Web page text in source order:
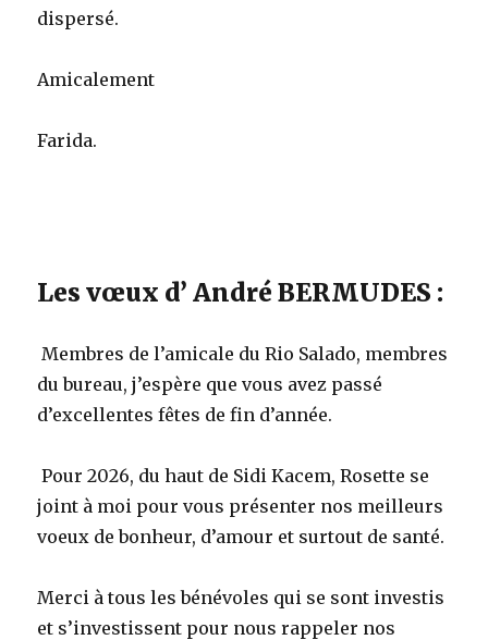
dispersé.
Amicalement
Farida.
Les vœux d’ André BERMUDES :
Membres de l’amicale du Rio Salado, membres
du bureau, j’espère que vous avez passé
d’excellentes fêtes de fin d’année.
Pour 2026, du haut de Sidi Kacem, Rosette se
joint à moi pour vous présenter nos meilleurs
voeux de bonheur, d’amour et surtout de santé.
Merci à tous les bénévoles qui se sont investis
et s’investissent pour nous rappeler nos